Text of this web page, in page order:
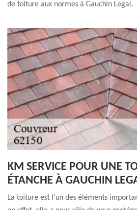
de toiture aux normes à Gauchin Legal.
KM SERVICE POUR UNE
ÉTANCHE À GAUCHIN
La toiture est l’un des éléments